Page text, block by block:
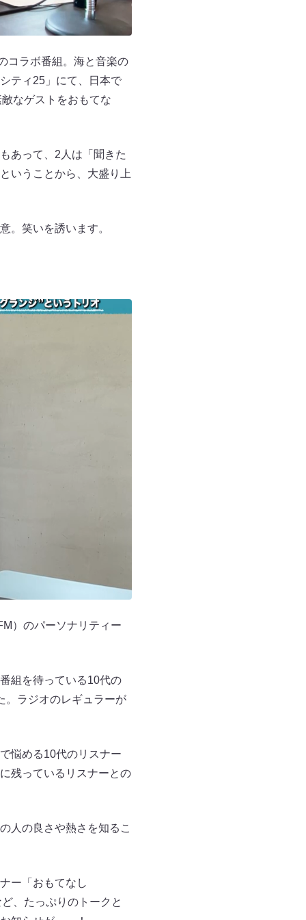
コラボ番組。海と音楽の
ティ25」にて、日本で
なゲストをおもてな
あって、2人は「聞きた
いうことから、大盛り上
。笑いを誘います。
）のパーソナリティー
組を待っている10代の
。ラジオのレギュラーが
悩める10代のリスナー
残っているリスナーとの
人の良さや熱さを知るこ
ー「おもてなし
、たっぷりのトークと